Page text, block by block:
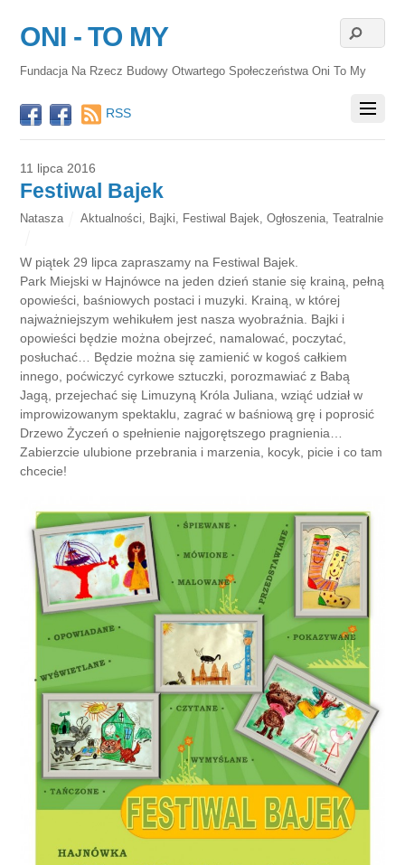
ONI - TO MY
Fundacja Na Rzecz Budowy Otwartego Społeczeństwa Oni To My
RSS
11 lipca 2016
Festiwal Bajek
Natasza Aktualności Bajki Festiwal Bajek Ogłoszenia Teatralnie
W piątek 29 lipca zapraszamy na Festiwal Bajek.
Park Miejski w Hajnówce na jeden dzień stanie się krainą, pełną
opowieści, baśniowych postaci i muzyki. Krainą, w której
najważniejszym wehikułem jest nasza wyobraźnia. Bajki i
opowieści będzie można obejrzeć, namalować, poczytać,
posłuchać… Będzie można się zamienić w kogoś całkiem
innego, poćwiczyć cyrkowe sztuczki, porozmawiać z Babą
Jagą, przejechać się Limuzyną Króla Juliana, wziąć udział w
improwizowanym spektaklu, zagrać w baśniową grę i poprosić
Drzewo Życzeń o spełnienie najgorętszego pragnienia…
Zabierzcie ulubione przebrania i marzenia, kocyk, picie i co tam
chcecie!